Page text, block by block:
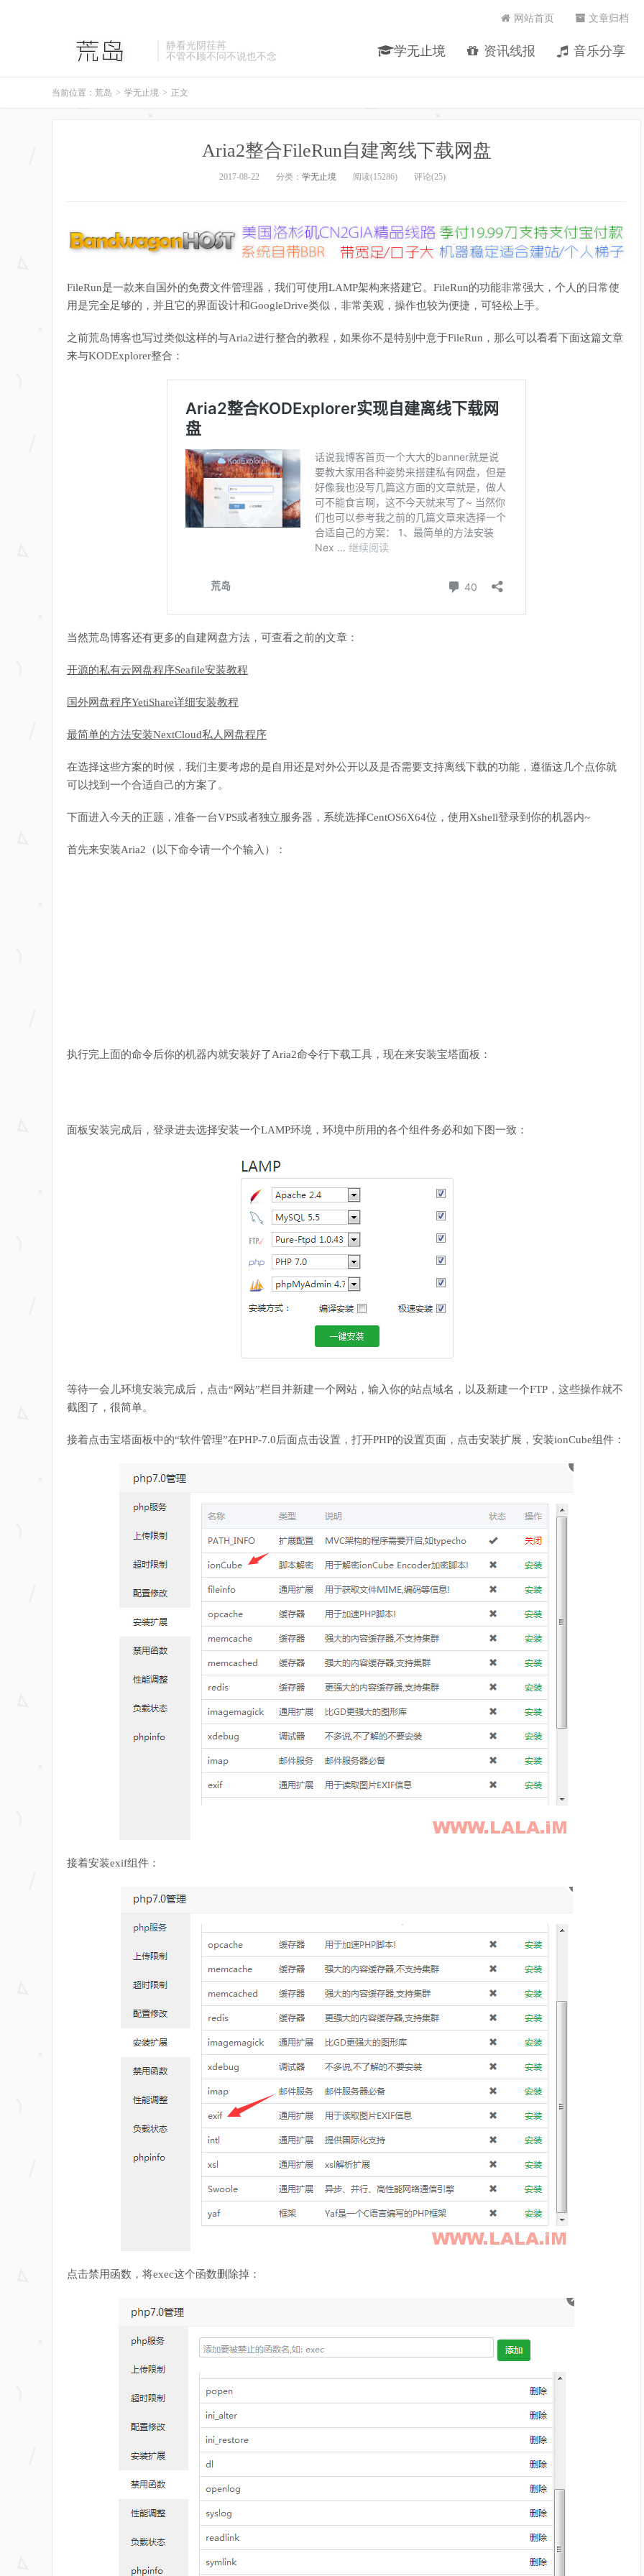
静看光阴荏苒
不管不顾不问不说也不念
学无止境 资讯线报 音乐分享
网站首页 文章归档
当前位置： 荒岛 > 学无止境 > 正文
Aria2整合FileRun自建离线下载网盘
2017-08-22 分类： 学无止境 阅读(15286) 评论(25)
FileRun是一款来自国外的免费文件管理器，我们可使用LAMP架构来搭建它。FileRun的功能非常强大，个人的日常使
用是完全足够的，并且它的界面设计和GoogleDrive类似，非常美观，操作也较为便捷，可轻松上手。
之前荒岛博客也写过类似这样的与Aria2进行整合的教程，如果你不是特别中意于FileRun，那么可以看看下面这篇文章
来与KODExplorer整合：
当然荒岛博客还有更多的自建网盘方法，可查看之前的文章：
开源的私有云网盘程序Seafile安装教程
国外网盘程序YetiShare详细安装教程
最简单的方法安装NextCloud私人网盘程序
在选择这些方案的时候，我们主要考虑的是自用还是对外公开以及是否需要支持离线下载的功能，遵循这几个点你就
可以找到一个合适自己的方案了。
下面进入今天的正题，准备一台VPS或者独立服务器，系统选择CentOS6X64位，使用Xshell登录到你的机器内~
首先来安装Aria2（以下命令请一个个输入）：
执行完上面的命令后你的机器内就安装好了Aria2命令行下载工具，现在来安装宝塔面板：
面板安装完成后，登录进去选择安装一个LAMP环境，环境中所用的各个组件务必和如下图一致：
等待一会儿环境安装完成后，点击“网站”栏目并新建一个网站，输入你的站点域名，以及新建一个FTP，这些操作就不
截图了，很简单。
接着点击宝塔面板中的“软件管理”在PHP-7.0后面点击设置，打开PHP的设置页面，点击安装扩展，安装ionCube组件：
接着安装exif组件：
点击禁用函数，将exec这个函数删除掉：